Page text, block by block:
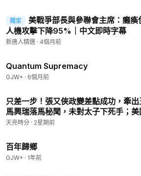
獨家
美戰爭部長與參聯會主席：癱瘓
人機攻擊下降95%｜中文即時字幕
新唐人精選 · 4個月前
Quantum Supremacy
GJW+ · 6個月前
只差一步！張又俠政變差點成功，牽出
馬興瑞落馬秘聞，未對太子下死手；美
鎖死曼德海峽(天亮論政第2044集
天亮時分 · 2星期前
百年歸鄉
GJW+ · 1年前